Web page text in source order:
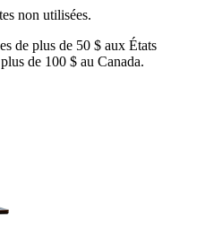
non utilisées.
de plus de 50 $ aux États
de 100 $ au Canada.